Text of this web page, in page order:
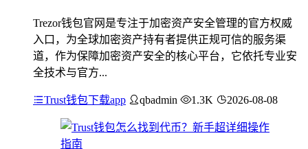
Trezor钱包官网是专注于加密资产安全管理的官方权威
入口，为全球加密资产持有者提供正规可信的服务渠
道，作为保障加密资产安全的核心平台，它依托专业安
全技术与官方...
Trust钱包下载app qbadmin 1.3K 2026-08-08